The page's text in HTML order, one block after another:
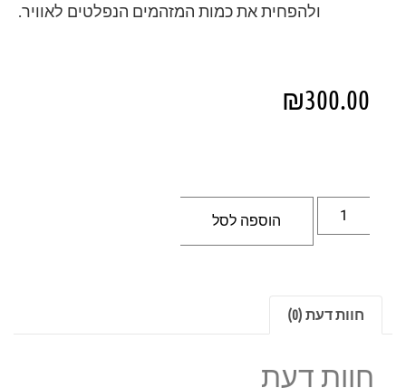
ולהפחית את כמות המזהמים הנפלטים לאוויר.
₪300.00
הוספה לסל
חוות דעת (0)
חוות דעת